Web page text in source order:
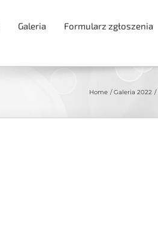
Galeria Formularz zgłoszenia
Home Galeria 2022